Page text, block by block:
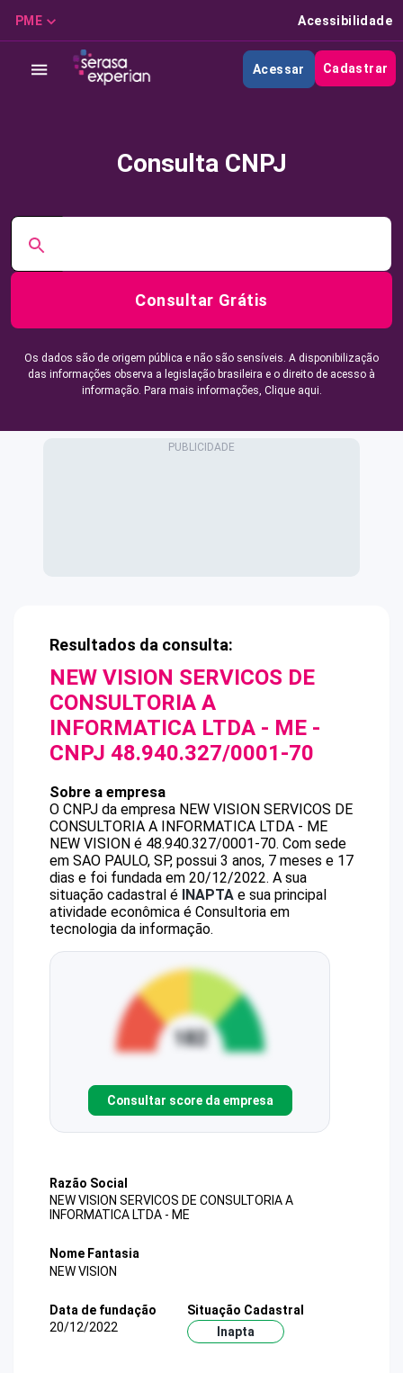
PME Acessibilidade
Acessar Cadastrar
Consulta CNPJ
Consultar Grátis
Os dados são de origem pública e não são sensíveis. A disponibilização
das informações observa a legislação brasileira e o direito de acesso à
informação. Para mais informações, Clique aqui.
Resultados da consulta:
NEW VISION SERVICOS DE
CONSULTORIA A
INFORMATICA LTDA - ME -
CNPJ 48.940.327/0001-70
Sobre a empresa
O CNPJ da empresa NEW VISION SERVICOS DE
CONSULTORIA A INFORMATICA LTDA - ME
NEW VISION é 48.940.327/0001-70. Com sede
em SAO PAULO, SP, possui 3 anos, 7 meses e 17
dias e foi fundada em 20/12/2022. A sua
situação cadastral é INAPTA e sua principal
atividade econômica é Consultoria em
tecnologia da informação.
Consultar score da empresa
Razão Social
NEW VISION SERVICOS DE CONSULTORIA A
INFORMATICA LTDA - ME
Nome Fantasia
NEW VISION
Data de fundação
20/12/2022
Situação Cadastral
Inapta